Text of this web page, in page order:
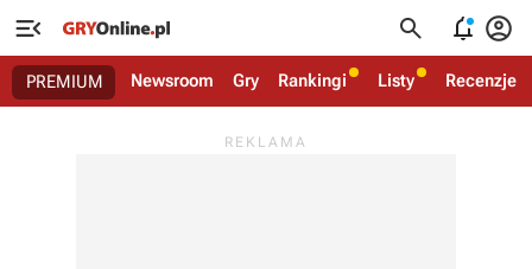
   
PREMIUM Newsroom Gry Rankingi Listy Recenzje